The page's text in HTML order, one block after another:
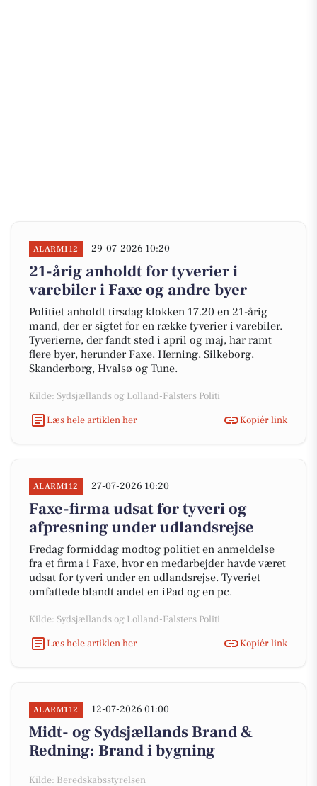
ALARM112 29-07-2026 10:20
21-årig anholdt for tyverier i
varebiler i Faxe og andre byer
Politiet anholdt tirsdag klokken 17.20 en 21-årig
mand, der er sigtet for en række tyverier i varebiler.
Tyverierne, der fandt sted i april og maj, har ramt
flere byer, herunder Faxe, Herning, Silkeborg,
Skanderborg, Hvalsø og Tune.
Kilde: Sydsjællands og Lolland-Falsters Politi
Læs hele artiklen her
Kopiér link
ALARM112 27-07-2026 10:20
Faxe-firma udsat for tyveri og
afpresning under udlandsrejse
Fredag formiddag modtog politiet en anmeldelse
fra et firma i Faxe, hvor en medarbejder havde været
udsat for tyveri under en udlandsrejse. Tyveriet
omfattede blandt andet en iPad og en pc.
Kilde: Sydsjællands og Lolland-Falsters Politi
Læs hele artiklen her
Kopiér link
ALARM112 12-07-2026 01:00
Midt- og Sydsjællands Brand &
Redning: Brand i bygning
Kilde: Beredskabsstyrelsen